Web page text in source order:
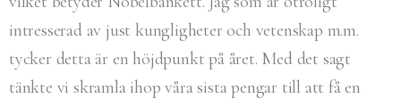
intresserad av just kungligheter och vetenskap m.m.
tycker detta är en höjdpunkt på året. Med det sagt
tänkte vi skramla ihop våra sista pengar till att få en